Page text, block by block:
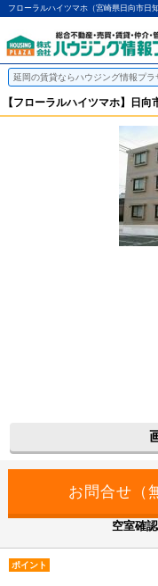
延岡の賃貸ならハウジング情報プラ
【フローラルハイツマホ】日
空室確
ポイント